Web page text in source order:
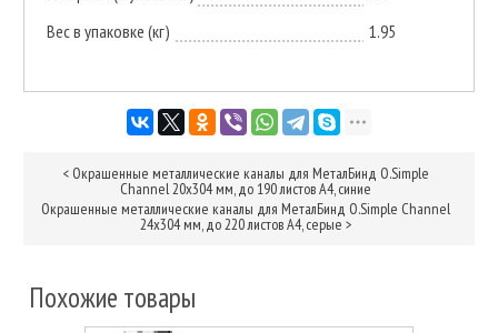
Вес в упаковке (кг)
1.95
< Окрашенные металлические каналы для МеталБинд O.Simple
Channel 20х304 мм, до 190 листов А4, синие
Окрашенные металлические каналы для МеталБинд O.Simple Channel
24х304 мм, до 220 листов А4, серые >
Похожие товары